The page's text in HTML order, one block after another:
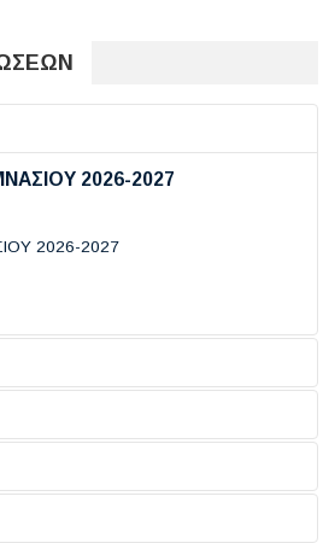
2026-2027
2026-2027
πληροφορικής
ΣΤΟ ΔΙΑΔΙΚΤΥΟ
ΓΛΩΣΣΟΜΑΘΕΙΑΣ